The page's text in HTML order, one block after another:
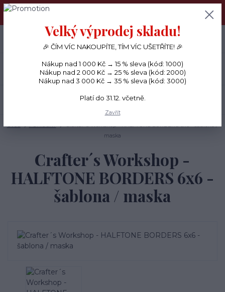
PŘÁNÍČKA a PAPÍROVÉ DÁRKY odesílám každý den, KREATIVNÍ
Menu
CZK
+420 734 380 930
(Po-Ne, 8-20 hod.)
maska
Crafter´s Workshop -
HALFTONE BORDERS 6x6 -
šablona / maska
Velký výprodej skladu!
🎉 ČÍM VÍC NAKOUPÍTE, TÍM VÍC UŠETŘÍTE! 🎉
Nákup nad 1 000 Kč → 15 % sleva (kód: 1000)
Nákup nad 2 000 Kč → 25 % sleva (kód: 2000)
Nákup nad 3 000 Kč → 35 % sleva (kód: 3000)
Platí do 31.12. včetně.
Zavřít